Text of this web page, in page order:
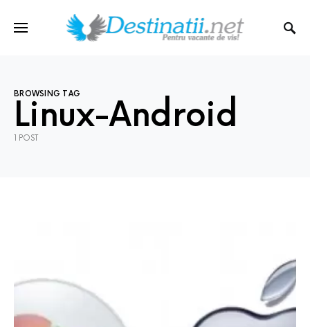
BROWSING TAG
Linux-Android
1 POST